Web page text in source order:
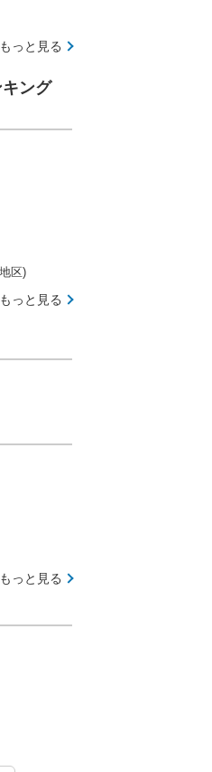
もっと見る
ング
区)
もっと見る
っと見る